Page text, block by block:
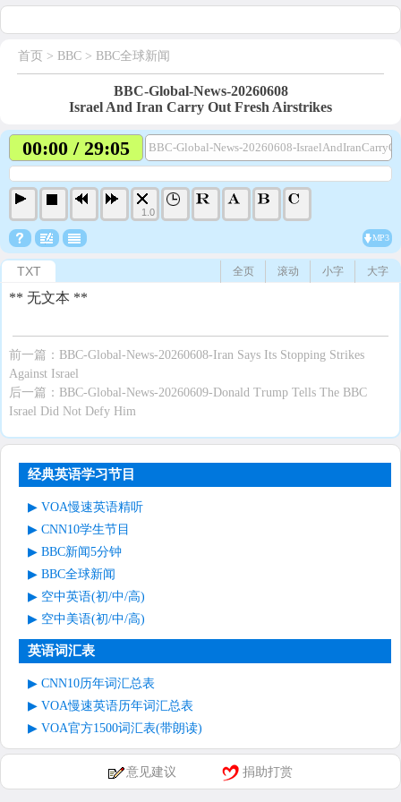
首页 > BBC > BBC全球新闻
BBC-Global-News-20260608
Israel And Iran Carry Out Fresh Airstrikes
00:00 / 29:05 BBC-Global-News-20260608-
1.0
MP3
TXT 大字
小字
滚动
全页
** 无文本 **
前一篇： BBC-Global-News-20260608-Iran Says Its Stopping Strikes
Against Israel
后一篇： BBC-Global-News-20260609-Donald Trump Tells The BBC
Israel Did Not Defy Him
经典英语学习节目
VOA慢速英语精听
CNN10学生节目
BBC新闻5分钟
BBC全球新闻
空中英语(初/中/高)
空中美语(初/中/高)
英语词汇表
CNN10历年词汇总表
VOA慢速英语历年词汇总表
VOA官方1500词汇表(带朗读)
意见建议 捐助打赏